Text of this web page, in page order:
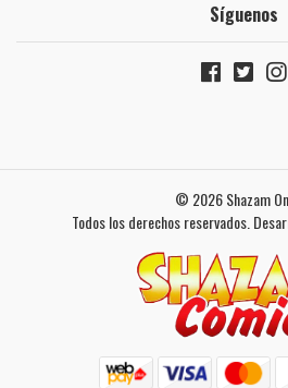
Síguenos
© 2026 Shazam
Todos los derechos reservados.